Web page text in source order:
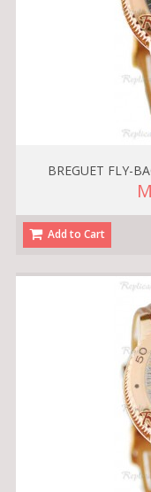
BREGUET FLY-
Add to Cart